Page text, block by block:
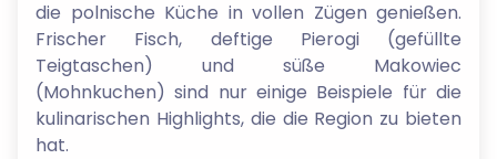
die polnische Küche in vollen Zügen genießen.
Frischer Fisch, deftige Pierogi (gefüllte
Teigtaschen) und süße Makowiec
(Mohnkuchen) sind nur einige Beispiele für die
kulinarischen Highlights, die die Region zu bieten
hat.